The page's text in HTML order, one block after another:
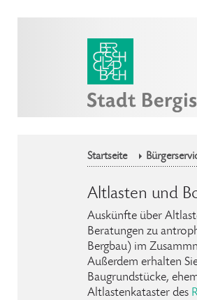
Startseite
Altlasten und
Auskünfte über
Beratungen zu
Bergbau) im
Außerdem erhalten
Baugrundstücke,
Altlastenkataster des